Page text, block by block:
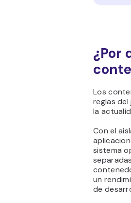
¿Por
Los
reglas
la
Con el
sistema
un
de